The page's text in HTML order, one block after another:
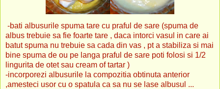
-bati albusurile spuma tare cu praful de sare (spuma de
albus trebuie sa fie foarte tare , daca intorci vasul in care ai
batut spuma nu trebuie sa cada din vas , pt a stabiliza si mai
bine spuma de ou pe langa praful de sare poti folosi si 1/2
lingurita de otet sau cream of tartar )
-incorporezi albusurile la compozitia obtinuta anterior
,amesteci usor cu o spatula ca sa nu se lase albusul ...